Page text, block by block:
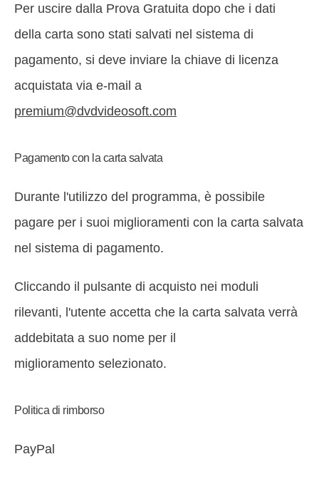
Per uscire dalla Prova Gratuita dopo che i dati
della carta sono stati salvati nel sistema di
pagamento, si deve inviare la chiave di licenza
acquistata via e-mail a
premium@dvdvideosoft.com
Pagamento con la carta salvata
Durante l'utilizzo del programma, è possibile
pagare per i suoi miglioramenti con la carta salvata
nel sistema di pagamento.
Cliccando il pulsante di acquisto nei moduli
rilevanti, l'utente accetta che la carta salvata verrà
addebitata a suo nome per il
miglioramento selezionato.
Politica di rimborso
PayPal